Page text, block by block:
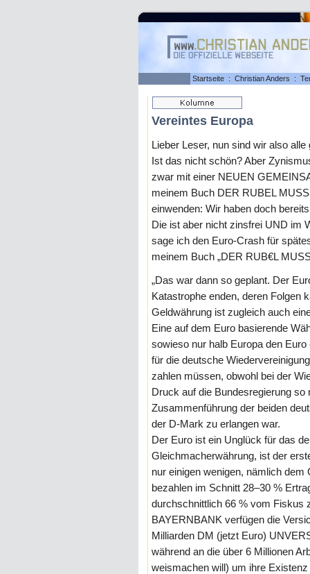
Startseite : Christian Anders :
Vereintes Europa
Lieber Leser, nun sind wir also
Ist das nicht schön? Aber
zwar mit einer NEUEN
meinem Buch DER RUBEL
einwenden: Wir haben doch
Die ist aber nicht zinsfrei UND im
sage ich den Euro-Crash für
meinem Buch „DER RUB€L
„Das war dann so geplant. Der
Katastrophe enden, deren Folgen
Geldwährung ist zugleich auch
Eine auf dem Euro basierende
sowieso nur halb Europa den
für die deutsche
zahlen müssen, obwohl bei der
Druck auf die Bundesregierung
Zusammenführung der beiden
der D-Mark zu erlangen war.
Der Euro ist ein Unglück für das
Gleichmacherwährung, ist der
nur einigen wenigen, nämlich
bezahlen im Schnitt 28–30 %
durchschnittlich 66 % vom Fiskus
BAYERNBANK verfügen die
Milliarden DM (jetzt Euro)
während an die über 6 Millionen
weismachen will) um ihre